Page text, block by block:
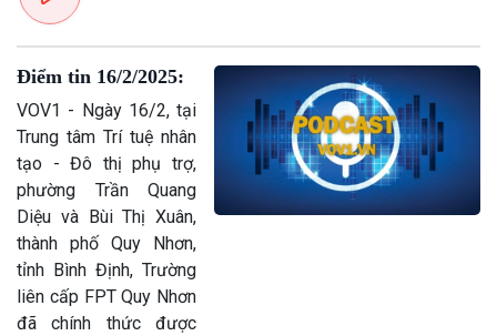
Điểm tin 16/2/2025:
VOV1 - Ngày 16/2, tại
Trung tâm Trí tuệ nhân
tạo - Đô thị phụ trợ,
phường Trần Quang
Diệu và Bùi Thị Xuân,
thành phố Quy Nhơn,
tỉnh Bình Định, Trường
liên cấp FPT Quy Nhơn
đã chính thức được